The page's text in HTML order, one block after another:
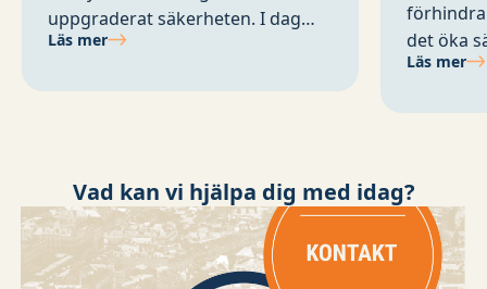
uppgraderat säkerheten. I dag
säkras allt från björnar till 1300-
Läs mer
det öka
Läs mer
Vad kan vi hjälpa dig med idag?